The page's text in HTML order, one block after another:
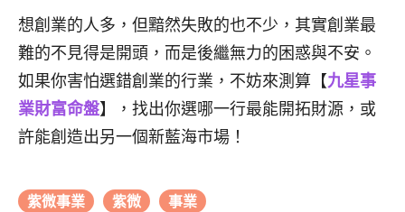
想創業的人多，但黯然失敗的也不少，其實創業最
難的不見得是開頭，而是後繼無力的困惑與不安。
如果你害怕選錯創業的行業，不妨來測算【九星事
業財富命盤】，找出你選哪一行最能開拓財源，或
許能創造出另一個新藍海市場！
紫微事業 紫微 事業